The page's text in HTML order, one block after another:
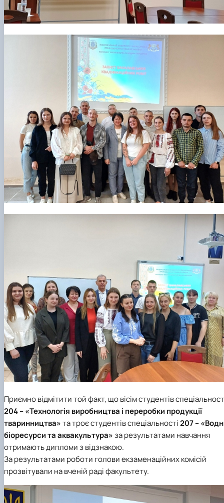
Приємно відмітити той факт, що вісім студентів
204 – «Технологія виробництва і переробки продукції
тваринництва»та троє студентів спеціальності207 –
біоресурси та аквакультура»за результатами навчання
отримають дипломи з відзнакою.
За результатами роботи голови екзаменаційних комісій
прозвітували на вченій раді факультету.